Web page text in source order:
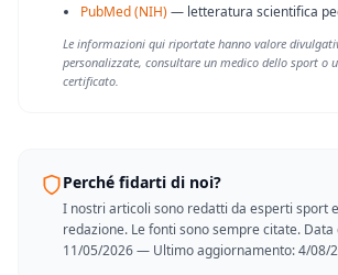
PubMed (NIH)— letteratura scientifica
Le informazioni qui riportate hanno valore
personalizzate, consultare un medico dello sport o
certificato.
Perché fidarti di noi?
I nostri articoli sono redatti da esperti sport
redazione. Le fonti sono sempre citate.
11/05/2026 — Ultimo aggiornamento: 4/08/